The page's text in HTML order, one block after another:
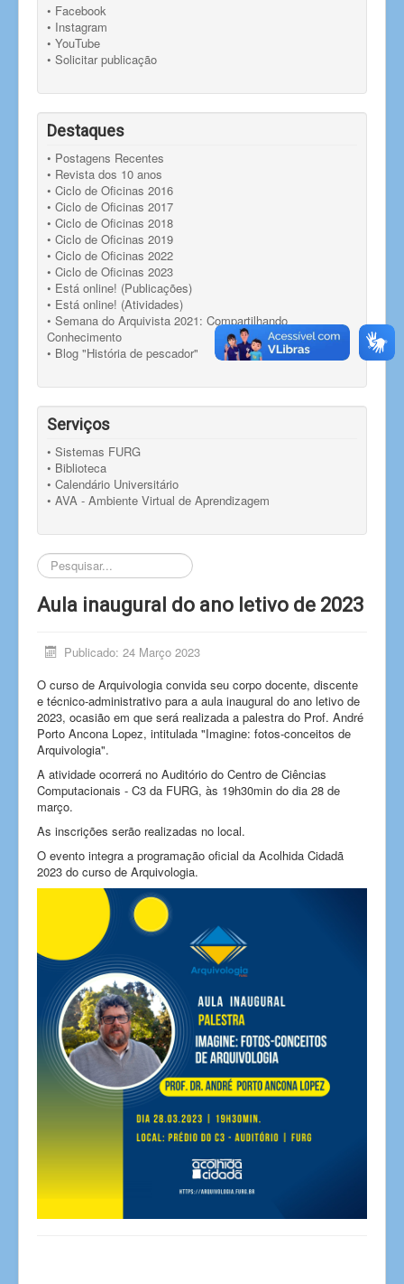
• Facebook
• Instagram
• YouTube
• Solicitar publicação
Destaques
• Postagens Recentes
• Revista dos 10 anos
• Ciclo de Oficinas 2016
• Ciclo de Oficinas 2017
• Ciclo de Oficinas 2018
• Ciclo de Oficinas 2019
• Ciclo de Oficinas 2022
• Ciclo de Oficinas 2023
• Está online! (Publicações)
• Está online! (Atividades)
• Semana do Arquivista 2021: Compartilhando
Conhecimento
• Blog "História de pescador"
Serviços
• Sistemas FURG
• Biblioteca
• Calendário Universitário
• AVA - Ambiente Virtual de Aprendizagem
Pesquisar...
Aula inaugural do ano letivo de 2023
Publicado: 24 Março 2023
O curso de Arquivologia convida seu corpo docente, discente
e técnico-administrativo para a aula inaugural do ano letivo de
2023, ocasião em que será realizada a palestra do Prof. André
Porto Ancona Lopez, intitulada "Imagine: fotos-conceitos de
Arquivologia".
A atividade ocorrerá no Auditório do Centro de Ciências
Computacionais - C3 da FURG, às 19h30min do dia 28 de
março.
As inscrições serão realizadas no local.
O evento integra a programação oficial da Acolhida Cidadã
2023 do curso de Arquivologia.